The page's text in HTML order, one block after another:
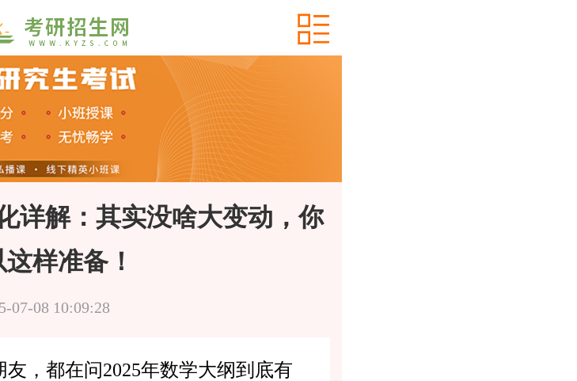
详解：其实没啥大变动，你
样准备！
07-08 10:09:28
，都在问2025年数学大纲到底有